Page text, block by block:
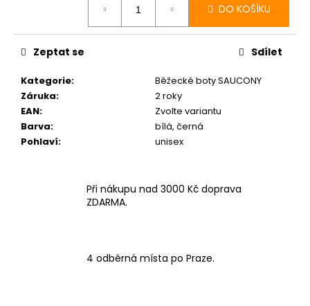
DO KOŠÍKU
Kategorie:
Běžecké boty SAUCONY
Záruka:
2 roky
EAN:
Zvolte variantu
Barva:
bílá, černá
Pohlaví: unisex
Zeptat se Sdílet
Při nákupu nad 3000 Kč doprava
ZDARMA.
4 odběrná místa po Praze.
ENDORPHIN
PRO
WHITE/MUTANT
4
190